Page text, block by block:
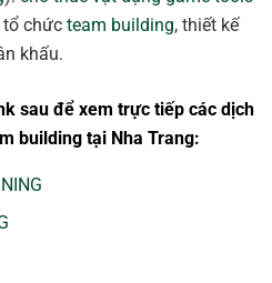
tổ chứcteam building, thiết kế
khấu.
sau để xem trực tiếp các dịch
building tại Nha Trang: